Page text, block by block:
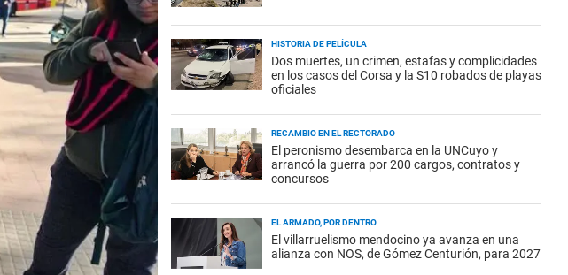
HISTORIA DE PELÍCULA
Dos muertes, un crimen, estafas y complicidades
en los casos del Corsa y la S10 robados de playas
oficiales
RECAMBIO EN EL RECTORADO
El peronismo desembarca en la UNCuyo y
arrancó la guerra por 200 cargos, contratos y
concursos
EL ARMADO, POR DENTRO
El villarruelismo mendocino ya avanza en una
alianza con NOS, de Gómez Centurión, para 2027